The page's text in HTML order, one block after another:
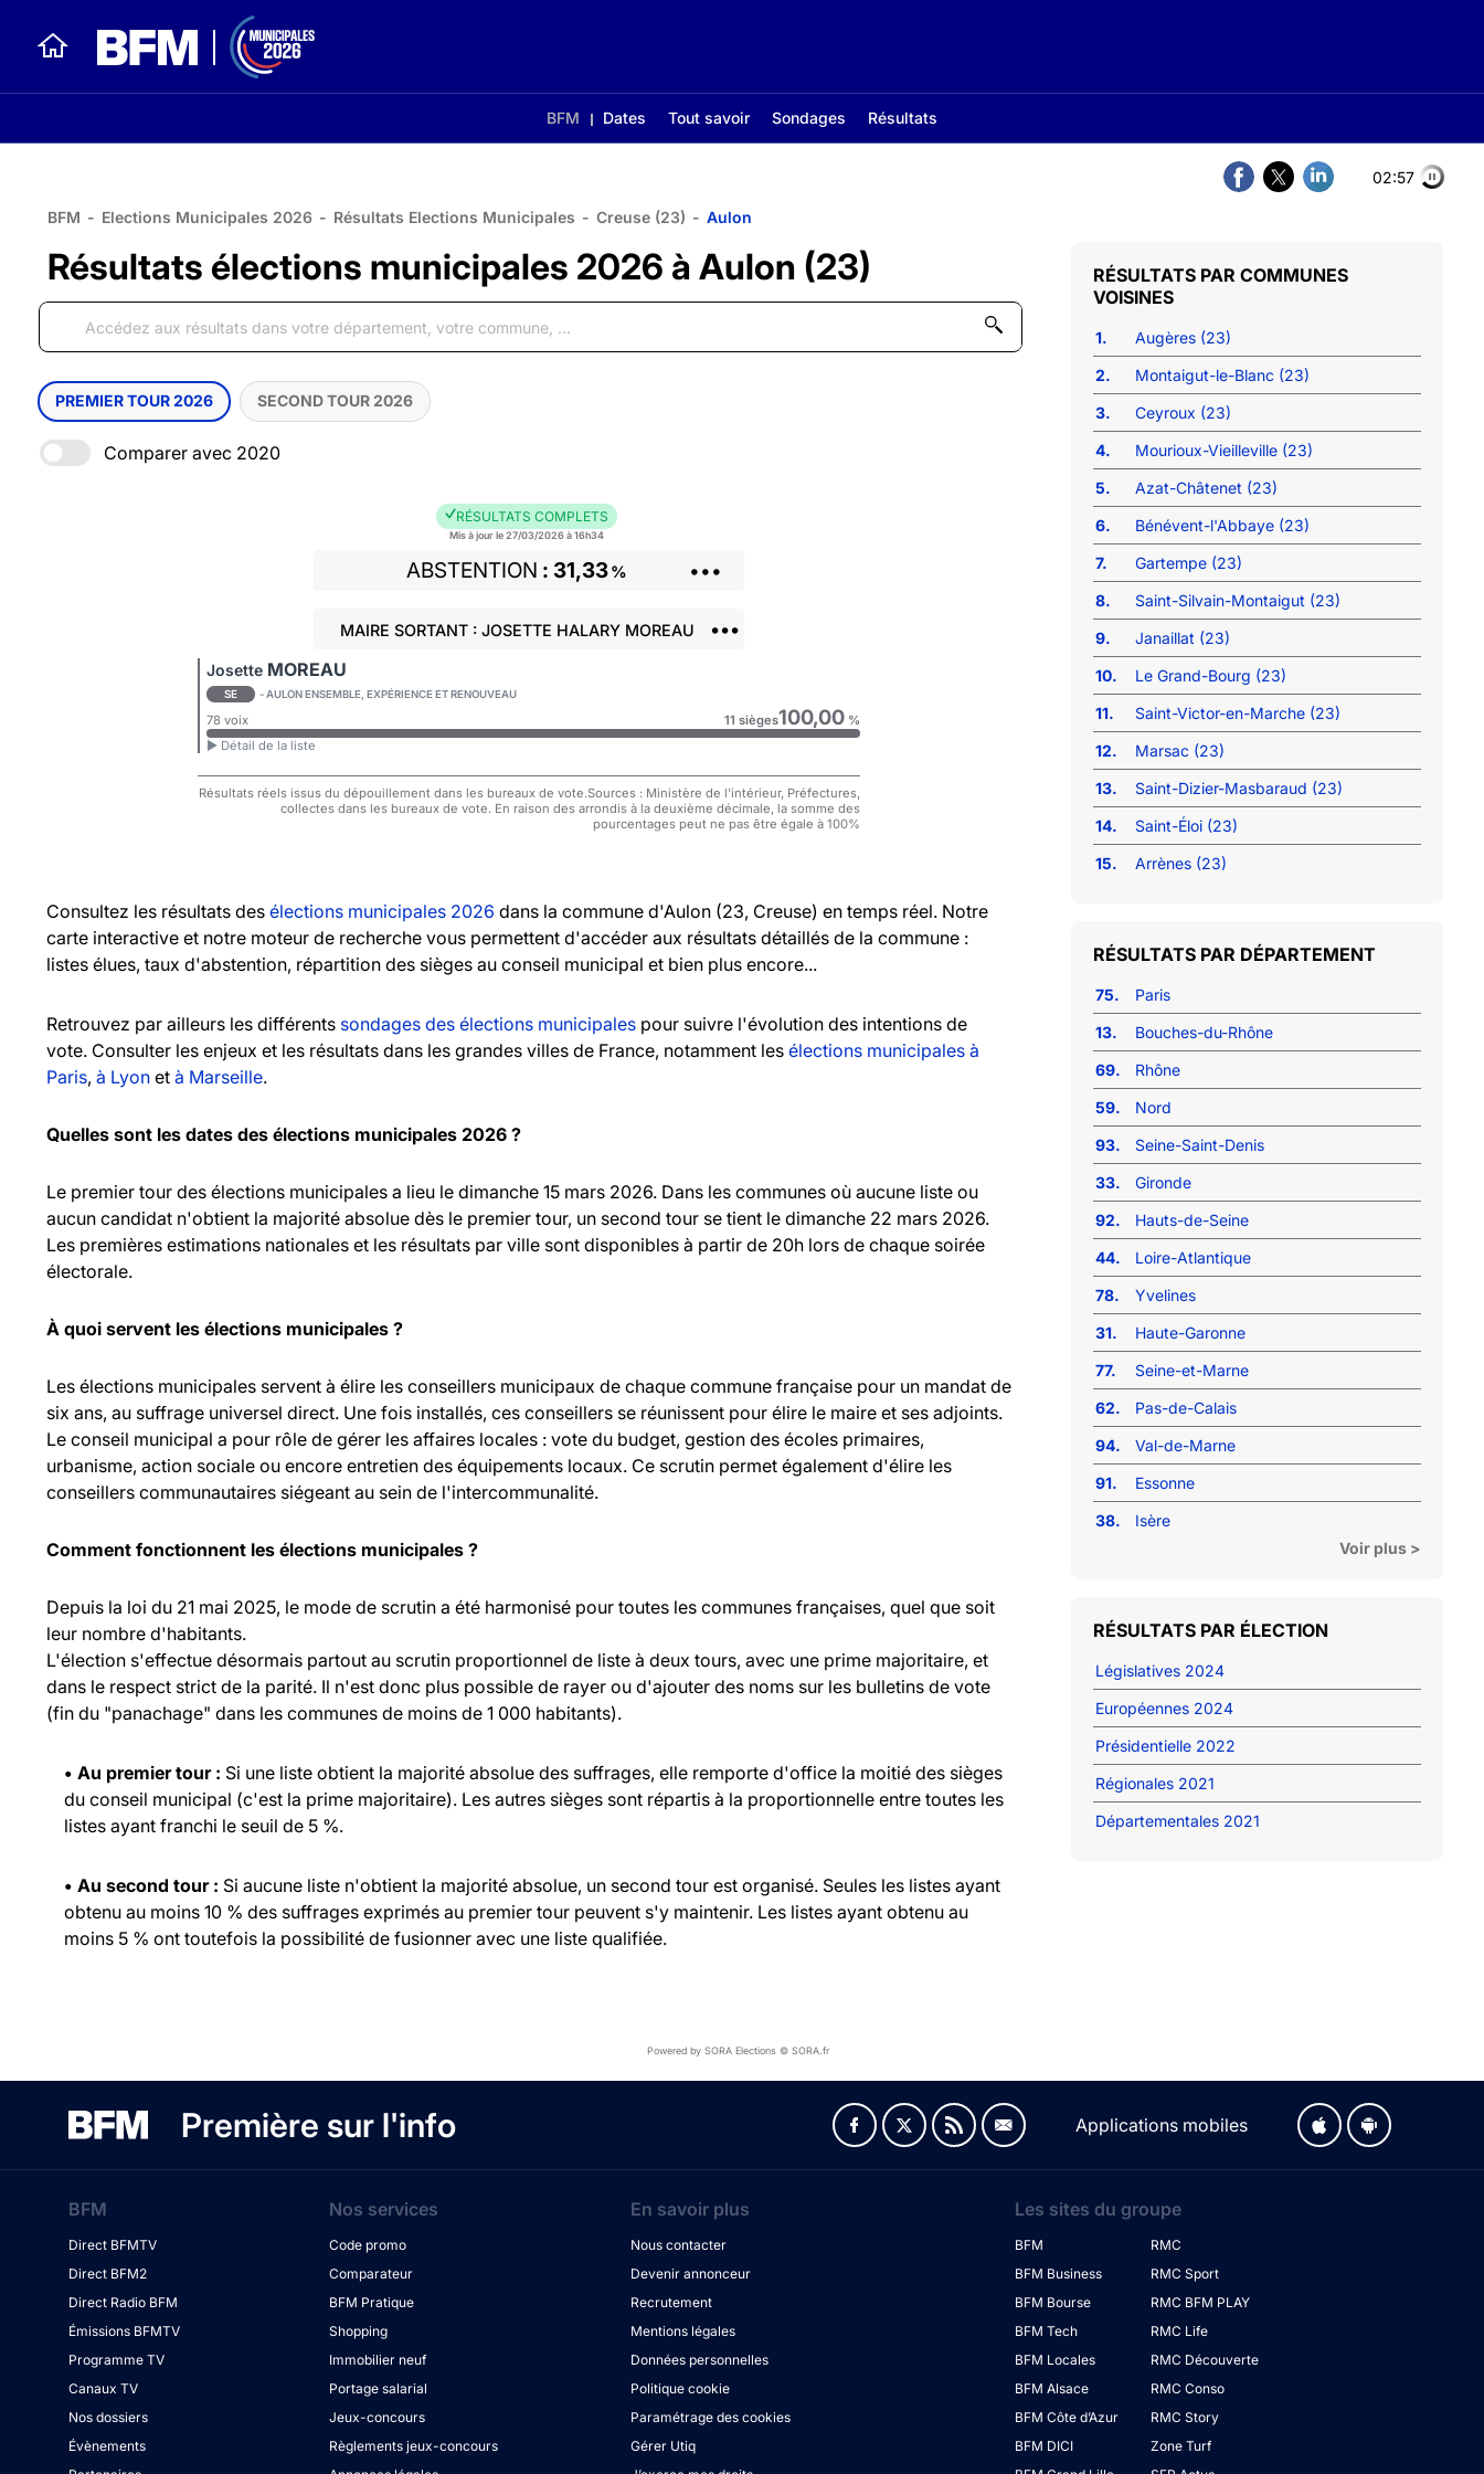
BFM Dates Tout savoir Sondages Résultats
02:56
BFM - Elections Municipales 2026 - Résultats Elections Municipales - Creuse (23) - Aulon
Résultats élections municipales 2026 à Aulon (23)
PREMIER TOUR 2026 SECOND TOUR 2026
Comparer avec 2020
RÉSULTATS COMPLETS
Mis à jour le 27/03/2026 à 16h34
ABSTENTION 31,33% •••
MAIRE SORTANT : JOSETTE HALARY MOREAU •••
Josette MOREAU
SE - AULON ENSEMBLE, EXPÉRIENCE ET RENOUVEAU
78 voix 11 sièges100,00 %
► Détail de la liste
Résultats réels issus du dépouillement dans les bureaux de vote.Sources : Ministère de l'intérieur, Préfectures,
collectes dans les bureaux de vote. En raison des arrondis à la deuxième décimale, la somme des
pourcentages peut ne pas être égale à 100%
Consultez les résultats des élections municipales 2026 dans la commune d'Aulon (23, Creuse) en temps réel. Notre
carte interactive et notre moteur de recherche vous permettent d'accéder aux résultats détaillés de la commune :
listes élues, taux d'abstention, répartition des sièges au conseil municipal et bien plus encore...
Retrouvez par ailleurs les différents sondages des élections municipales pour suivre l'évolution des intentions de
vote. Consulter les enjeux et les résultats dans les grandes villes de France, notamment les élections municipales à
Paris, à Lyon et à Marseille.
Quelles sont les dates des élections municipales 2026 ?
Le premier tour des élections municipales a lieu le dimanche 15 mars 2026. Dans les communes où aucune liste ou
aucun candidat n'obtient la majorité absolue dès le premier tour, un second tour se tient le dimanche 22 mars 2026.
Les premières estimations nationales et les résultats par ville sont disponibles à partir de 20h lors de chaque soirée
électorale.
À quoi servent les élections municipales ?
Les élections municipales servent à élire les conseillers municipaux de chaque commune française pour un mandat de
six ans, au suffrage universel direct. Une fois installés, ces conseillers se réunissent pour élire le maire et ses adjoints.
Le conseil municipal a pour rôle de gérer les affaires locales : vote du budget, gestion des écoles primaires,
urbanisme, action sociale ou encore entretien des équipements locaux. Ce scrutin permet également d'élire les
conseillers communautaires siégeant au sein de l'intercommunalité.
Comment fonctionnent les élections municipales ?
Depuis la loi du 21 mai 2025, le mode de scrutin a été harmonisé pour toutes les communes françaises, quel que soit
leur nombre d'habitants.
L'élection s'effectue désormais partout au scrutin proportionnel de liste à deux tours, avec une prime majoritaire, et
dans le respect strict de la parité. Il n'est donc plus possible de rayer ou d'ajouter des noms sur les bulletins de vote
(fin du "panachage" dans les communes de moins de 1 000 habitants).
• Au premier tour : Si une liste obtient la majorité absolue des suffrages, elle remporte d'office la moitié des sièges
du conseil municipal (c'est la prime majoritaire). Les autres sièges sont répartis à la proportionnelle entre toutes les
listes ayant franchi le seuil de 5 %.
• Au second tour : Si aucune liste n'obtient la majorité absolue, un second tour est organisé. Seules les listes ayant
obtenu au moins 10 % des suffrages exprimés au premier tour peuvent s'y maintenir. Les listes ayant obtenu au
moins 5 % ont toutefois la possibilité de fusionner avec une liste qualifiée.
COMMUNES
VOISINES
1.
Augères (23)
2.
Montaigut-le-Blanc (23)
3.
Ceyroux (23)
4.
Mourioux-Vieilleville (23)
5.
Azat-Châtenet (23)
6.
Bénévent-l'Abbaye (23)
7.
Gartempe (23)
8.
Saint-Silvain-Montaigut (23)
9.
Janaillat (23)
10.
Le Grand-Bourg (23)
11.
Saint-Victor-en-Marche (23)
12.
Marsac (23)
13.
Saint-Dizier-Masbaraud (23)
14.
Saint-Éloi (23)
15.
Arrènes (23)
RÉSULTATS PAR DÉPARTEMENT
75.
Paris
13.
Bouches-du-Rhône
69.
Rhône
59.
Nord
93.
Seine-Saint-Denis
33.
Gironde
92.
Hauts-de-Seine
44.
Loire-Atlantique
78.
Yvelines
31.
Haute-Garonne
77.
Seine-et-Marne
62.
Pas-de-Calais
94.
Val-de-Marne
91.
Essonne
38.
Isère
Voir plus >
RÉSULTATS PAR ÉLECTION
Législatives 2024
Européennes 2024
Présidentielle 2022
Régionales 2021
Départementales 2021
Powered by SORA Elections © SORA.fr
Première sur l'info Applications mobiles
BFM
Direct BFMTV
Direct BFM2
Direct Radio BFM
Émissions BFMTV
Programme TV
Canaux TV
Nos dossiers
Évènements
Nos services
Code promo
Comparateur
BFM Pratique
Shopping
Immobilier neuf
Portage salarial
Jeux-concours
Règlements jeux-concours
En savoir plus
Nous contacter
Devenir annonceur
Recrutement
Mentions légales
Données personnelles
Politique cookie
Paramétrage des cookies
Gérer Utiq
Les sites du groupe
BFM
BFM Business
BFM Bourse
BFM Tech
BFM Locales
BFM Alsace
BFM Côte d’Azur
BFM DICI
RMC
RMC Sport
RMC BFM PLAY
RMC Life
RMC Découverte
RMC Conso
RMC Story
Zone Turf